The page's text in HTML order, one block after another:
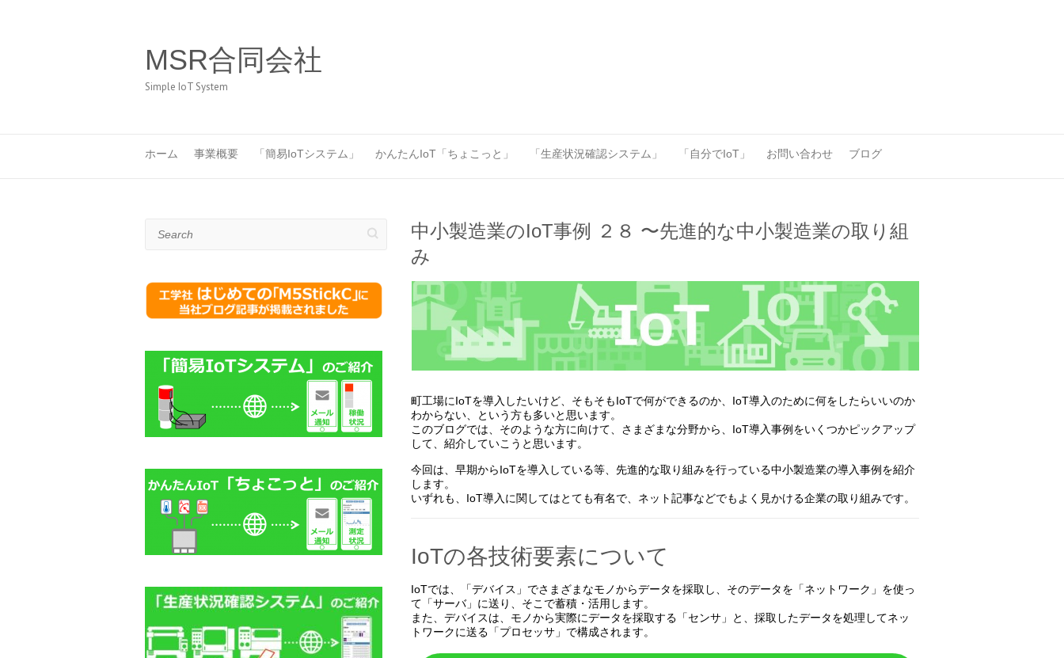
MSR合同会社
Simple IoT System
ホーム 事業概要 「簡易IoTシステム」 かんたんIoT「ちょこっと」 「生産状況確認システム」 「自分でIoT」 お問い合わせ ブログ
中小製造業のIoT事例 ２８ 〜先進的な中小製造業の取り組
み
町工場にIoTを導入したいけど、そもそもIoTで何ができるのか、IoT導入のために何をしたらいいのか
わからない、という方も多いと思います。
このブログでは、そのような方に向けて、さまざまな分野から、IoT導入事例をいくつかピックアップ
して、紹介していこうと思います。
今回は、早期からIoTを導入している等、先進的な取り組みを行っている中小製造業の導入事例を紹介
します。
いずれも、IoT導入に関してはとても有名で、ネット記事などでもよく見かける企業の取り組みです。
IoTの各技術要素について
IoTでは、「デバイス」でさまざまなモノからデータを採取し、そのデータを「ネットワーク」を使っ
て「サーバ」に送り、そこで蓄積・活用します。
また、デバイスは、モノから実際にデータを採取する「センサ」と、採取したデータを処理してネッ
トワークに送る「プロセッサ」で構成されます。